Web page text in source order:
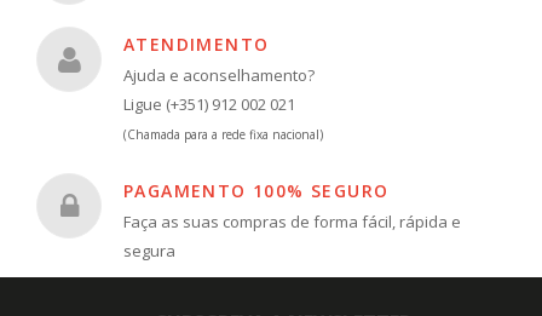
ATENDIMENTO
Ajuda e aconselhamento?
Ligue (+351) 912 002 021
(Chamada para a rede fixa nacional)
PAGAMENTO 100% SEGURO
Faça as suas compras de forma fácil, rápida e
segura